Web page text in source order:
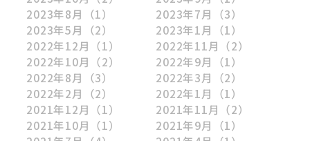
2023年8月
（1） 2023年7月
（3）
2023年5月
（2） 2023年1月
（1）
2022年12月 （1） 2022年11月 （2）
2022年10月 （2） 2022年9月
（1）
2022年8月
（3） 2022年3月
（2）
2022年2月
（2） 2022年1月
（1）
2021年12月 （1） 2021年11月 （2）
2021年10月 （1） 2021年9月
（1）